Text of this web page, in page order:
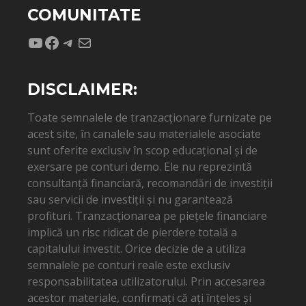
COMUNITATE
YouTube
Facebook
Telegram
Mail
DISCLAIMER:
Toate semnalele de tranzacționare furnizate pe
acest site, în canalele sau materialele asociate
sunt oferite exclusiv în scop educațional și de
exersare pe conturi demo. Ele nu reprezintă
consultanță financiară, recomandări de investiții
sau servicii de investiții și nu garantează
profituri. Tranzacționarea pe piețele financiare
implică un risc ridicat de pierdere totală a
capitalului investit. Orice decizie de a utiliza
semnalele pe conturi reale este exclusiv
responsabilitatea utilizatorului. Prin accesarea
acestor materiale, confirmați că ați înțeles și